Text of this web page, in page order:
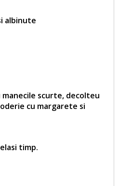
albinute
scurte, decolteu
cu margarete si
timp.